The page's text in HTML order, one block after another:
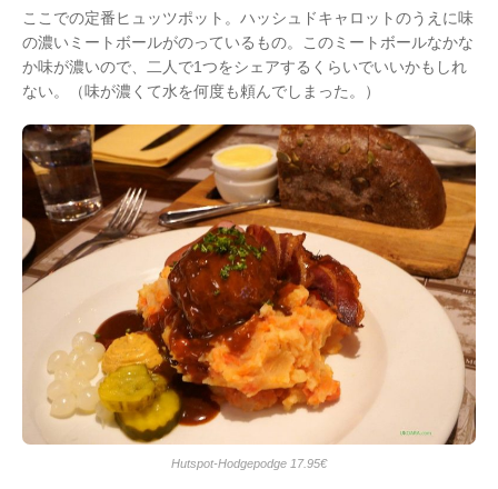
ここでの定番ヒュッツポット。ハッシュドキャロットのうえに味
の濃いミートボールがのっているもの。このミートボールなかな
か味が濃いので、二人で1つをシェアするくらいでいいかもしれ
ない。（味が濃くて水を何度も頼んでしまった。）
Hutspot-Hodgepodge 17.95€